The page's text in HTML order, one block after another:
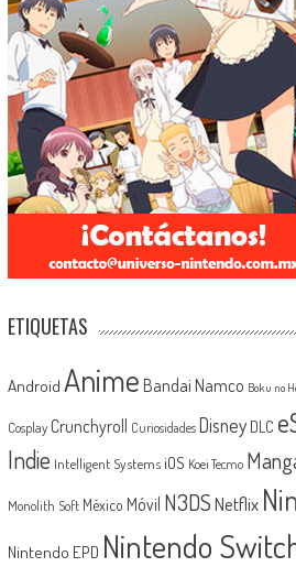
ETIQUETAS
Android Anime Bandai Namco Boku no
Cosplay Crunchyroll Curiosidades Disney DLC
Indie Intelligent Systems iOS Koei Tecmo
Monolith Soft México Móvil N3DSNetflix
Nintendo EPD Nintendo